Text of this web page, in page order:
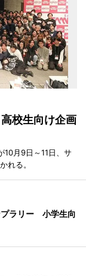
校生向け企画
月9日～11日、サ
れる。
プラリー 小学生向